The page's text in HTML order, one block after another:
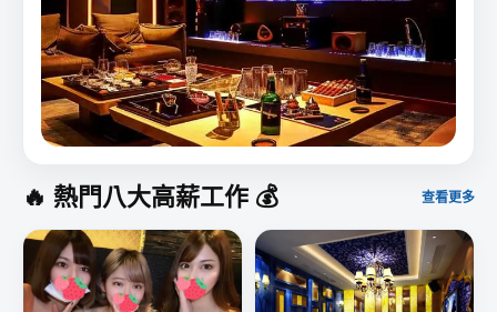
🔥 熱門八大高薪工作 💰 查看更多